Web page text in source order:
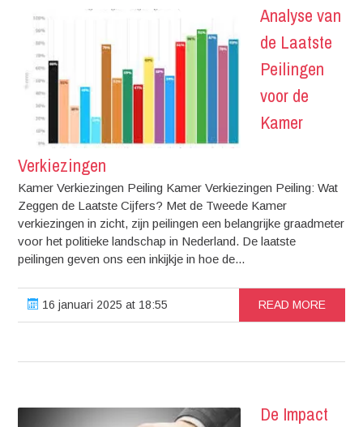
Analyse van
de Laatste
Peilingen
voor de
Kamer
Verkiezingen
Kamer Verkiezingen Peiling Kamer Verkiezingen Peiling: Wat
Zeggen de Laatste Cijfers? Met de Tweede Kamer
verkiezingen in zicht, zijn peilingen een belangrijke graadmeter
voor het politieke landschap in Nederland. De laatste
peilingen geven ons een inkijkje in hoe de...
16 januari 2025 at 18:55 READ MORE
De Impact